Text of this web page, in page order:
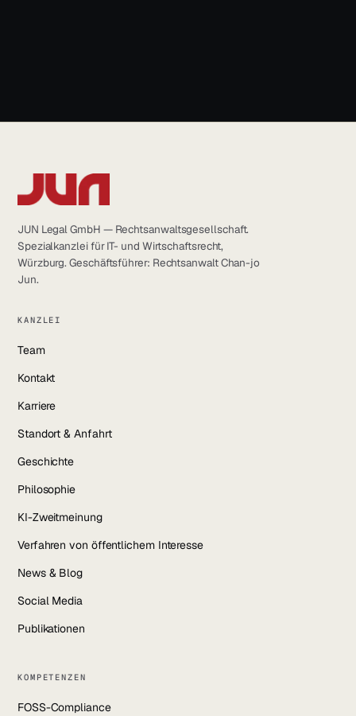
Facebook
JUN Legal GmbH — Rechtsanwaltsgesellschaft.
Spezialkanzlei für IT- und Wirtschaftsrecht,
Würzburg. Geschäftsführer: Rechtsanwalt Chan-jo
Jun.
KANZLEI
Team
Kontakt
Karriere
Standort & Anfahrt
Geschichte
Philosophie
KI-Zweitmeinung
Verfahren von öffentlichem Interesse
News & Blog
Social Media
Publikationen
KOMPETENZEN
FOSS-Compliance